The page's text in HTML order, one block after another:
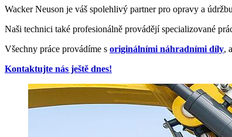
Wacker Neuson je váš spolehlivý partner pro opravy a
Naši technici také profesionálně provádějí specializované
Všechny práce provádíme s originálními náhradními díly,
Kontaktujte nás ještě dnes!